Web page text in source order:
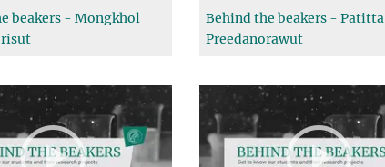
beakers - Mongkhol
Behind the beakers - Patitta
Preedanorawut